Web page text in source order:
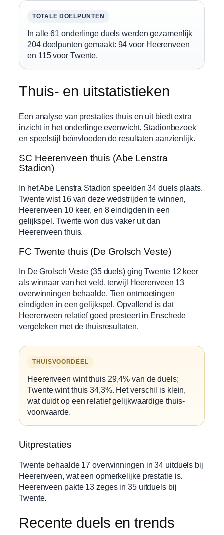
TOTALE DOELPUNTEN
In alle 61 onderlinge duels werden gezamenlijk
204 doelpunten gemaakt: 94 voor Heerenveen
en 115 voor Twente.
Thuis- en uitstatistieken
Een analyse van prestaties thuis en uit biedt extra
inzicht in het onderlinge evenwicht. Stadionbezoek
en speelstijl beïnvloeden de resultaten aanzienlijk.
SC Heerenveen thuis (Abe Lenstra
Stadion)
In het Abe Lenstra Stadion speelden 34 duels plaats.
Twente wist 16 van deze wedstrijden te winnen,
Heerenveen 10 keer, en 8 eindigden in een
gelijkspel. Twente won dus vaker uit dan
Heerenveen thuis.
FC Twente thuis (De Grolsch Veste)
In De Grolsch Veste (35 duels) ging Twente 12 keer
als winnaar van het veld, terwijl Heerenveen 13
overwinningen behaalde. Tien ontmoetingen
eindigden in een gelijkspel. Opvallend is dat
Heerenveen relatief goed presteert in Enschede
vergeleken met de thuisresultaten.
THUISVOORDEEL
Heerenveen wint thuis 29,4% van de duels;
Twente wint thuis 34,3%. Het verschil is klein,
wat duidt op een relatief gelijkwaardige thuis-
voorwaarde.
Uitprestaties
Twente behaalde 17 overwinningen in 34 uitduels bij
Heerenveen, wat een opmerkelijke prestatie is.
Heerenveen pakte 13 zeges in 35 uitduels bij
Twente.
Recente duels en trends